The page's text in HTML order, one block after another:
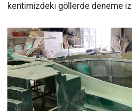
kentimizdeki göllerde deneme